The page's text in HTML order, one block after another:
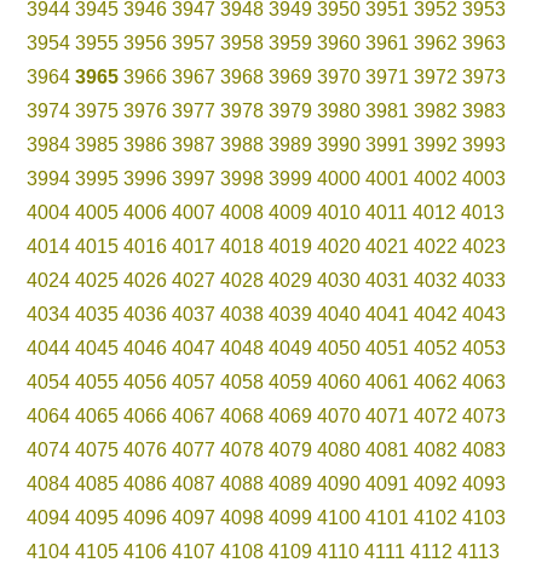
3944 3945 3946 3947 3948 3949 3950 3951 3952 3953
3954 3955 3956 3957 3958 3959 3960 3961 3962 3963
3964 3965 3966 3967 3968 3969 3970 3971 3972 3973
3974 3975 3976 3977 3978 3979 3980 3981 3982 3983
3984 3985 3986 3987 3988 3989 3990 3991 3992 3993
3994 3995 3996 3997 3998 3999 4000 4001 4002 4003
4004 4005 4006 4007 4008 4009 4010 4011 4012 4013
4014 4015 4016 4017 4018 4019 4020 4021 4022 4023
4024 4025 4026 4027 4028 4029 4030 4031 4032 4033
4034 4035 4036 4037 4038 4039 4040 4041 4042 4043
4044 4045 4046 4047 4048 4049 4050 4051 4052 4053
4054 4055 4056 4057 4058 4059 4060 4061 4062 4063
4064 4065 4066 4067 4068 4069 4070 4071 4072 4073
4074 4075 4076 4077 4078 4079 4080 4081 4082 4083
4084 4085 4086 4087 4088 4089 4090 4091 4092 4093
4094 4095 4096 4097 4098 4099 4100 4101 4102 4103
4104 4105 4106 4107 4108 4109 4110 4111 4112 4113